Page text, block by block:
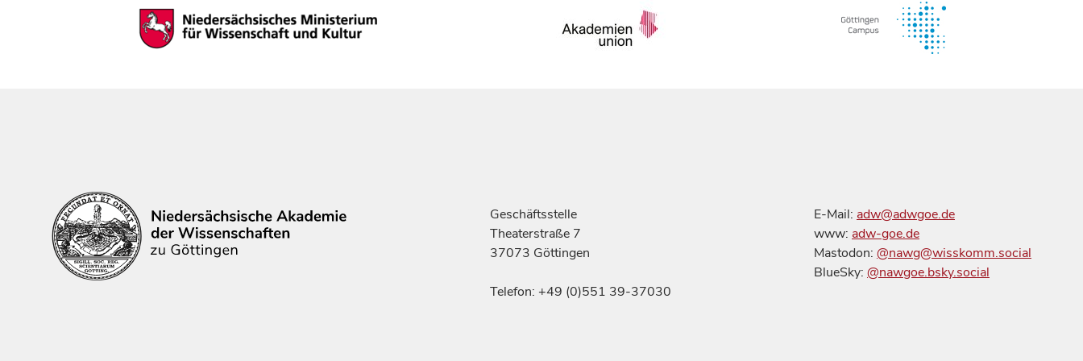
Geschäftsstelle
Theaterstraße 7
37073 Göttingen
Telefon: +49 (0)551 39-37030
E-Mail: adw@adwgoe.de
www: adw-goe.de
Mastodon: @nawg@wisskomm.social
BlueSky: @nawgoe.bsky.social